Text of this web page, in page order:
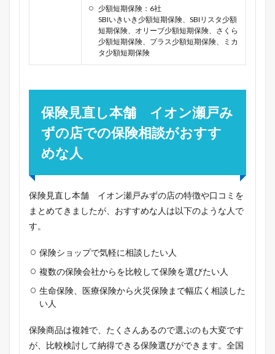
少額短期保険：6社
SBIいきいき少額短期保険、SBIリスタ少額
短期保険、オリーブ少額短期保険、さくら
少額短期保険、プラス少額短期保険、ミカ
タ少額短期保険
保険見直し本舗 イオン瀬戸み
ずの店での保険相談がおすす
めな人
保険見直し本舗 イオン瀬戸みずの店の特徴や口コミを
まとめてきましたが、おすすめな人は以下のような人で
す。
保険ショップで気軽に相談したい人
複数の保険会社からを比較して保険を選びたい人
生命保険、医療保険から火災保険まで幅広く相談した
い人
保険商品は複雑で、たくさんあるので選ぶのも大変です
が、比較検討して納得できる保険選びができます。全国